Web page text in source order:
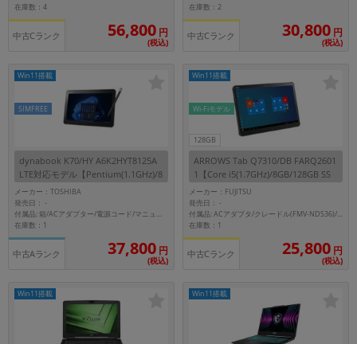
在庫数：4
中古Cランク 56,800 円
(税込)
在庫数：2
中古Cランク 30,800 円
(税込)
SIMFREE
Win11搭載
dynabook K70/HY A6K2HYT8125A
LTE対応モデル【Pentium(1.1GHz)/8
GB/128GB eMMC/Win11Pro】
メーカー：TOSHIBA
発売日：-
付属品: 箱/ACアダプター/電源コード/マニュアル/充電式アクティブ静電ペン2
在庫数：1
中古Aランク 37,800 円
(税込)
128GB
Wi-Fiモデル
Win11搭載
ARROWS Tab Q7310/DB FARQ2601
1【Core i5(1.7GHz)/8GB/128GB SS
D/Win11Pro】
メーカー：FUJITSU
発売日：-
付属品: ACアダプタ/クレードル(FMV-NDS36)/クレードルACアダプタ/ストラップ付カバー /ペン
在庫数：1
中古Cランク 25,800 円
(税込)
Win11搭載 Win11搭載